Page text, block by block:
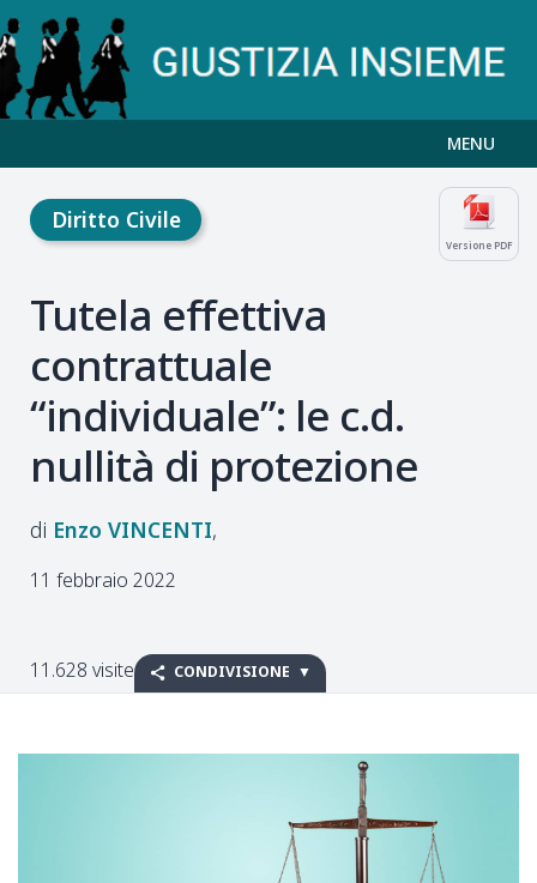
MENU
Versione PDF
Diritto Civile
Tutela effettiva
contrattuale
“individuale”: le c.d.
nullità di protezione
Enzo VINCENTI
11 febbraio 2022
11.628 visite CONDIVISIONE